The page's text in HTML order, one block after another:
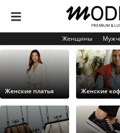
Женщины
Женские платья Женские